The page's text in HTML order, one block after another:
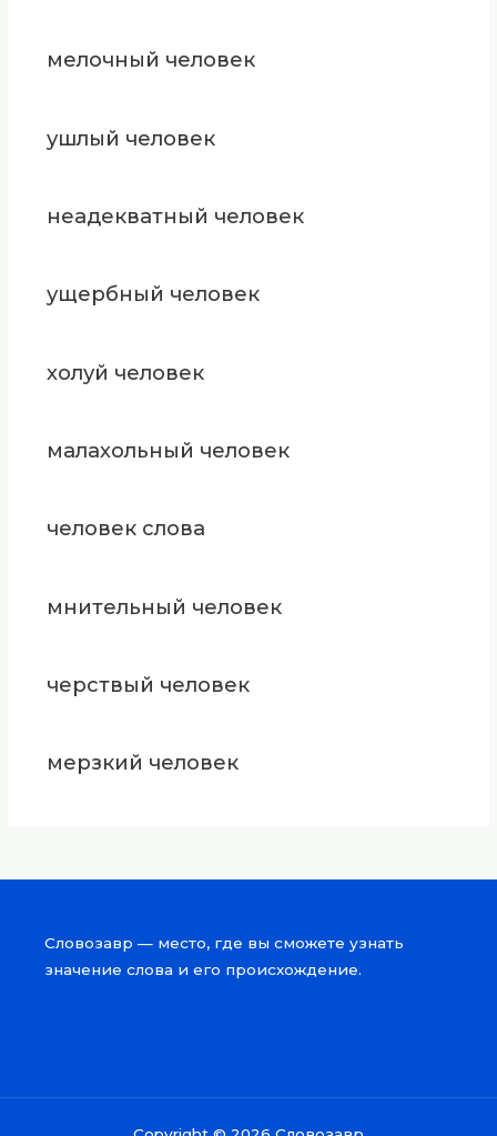
мелочный человек
ушлый человек
неадекватный человек
ущербный человек
холуй человек
малахольный человек
человек слова
мнительный человек
черствый человек
мерзкий человек
Словозавр — место, где вы сможете узнать
значение слова и его происхождение.